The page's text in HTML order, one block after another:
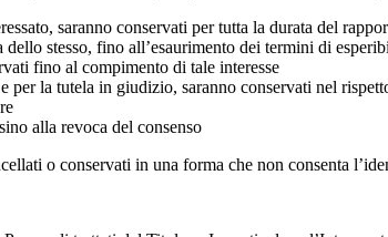
saranno conservati per tutta la durata del
stesso, fino all’esaurimento dei termini di
fino al compimento di tale interesse
la tutela in giudizio, saranno conservati nel
alla revoca del consenso
o conservati in una forma che non consenta